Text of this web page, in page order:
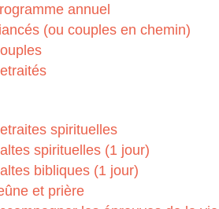
annuel
(ou couples en chemin)
spirituelles
spirituelles (1 jour)
bibliques (1 jour)
et prière